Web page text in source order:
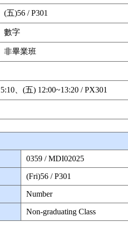
(五)56 / P301
數字
非畢業班
、(五) 12:00~13:20 / PX301
0359 / MDI02025
(Fri)56 / P301
Number
Non-graduating Class